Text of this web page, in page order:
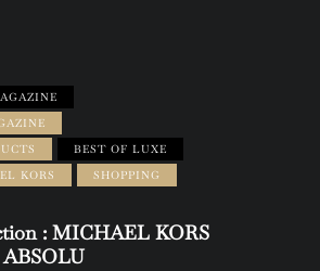
BEST OF LUXE
KORS
SHOPPING
: MICHAEL KORS